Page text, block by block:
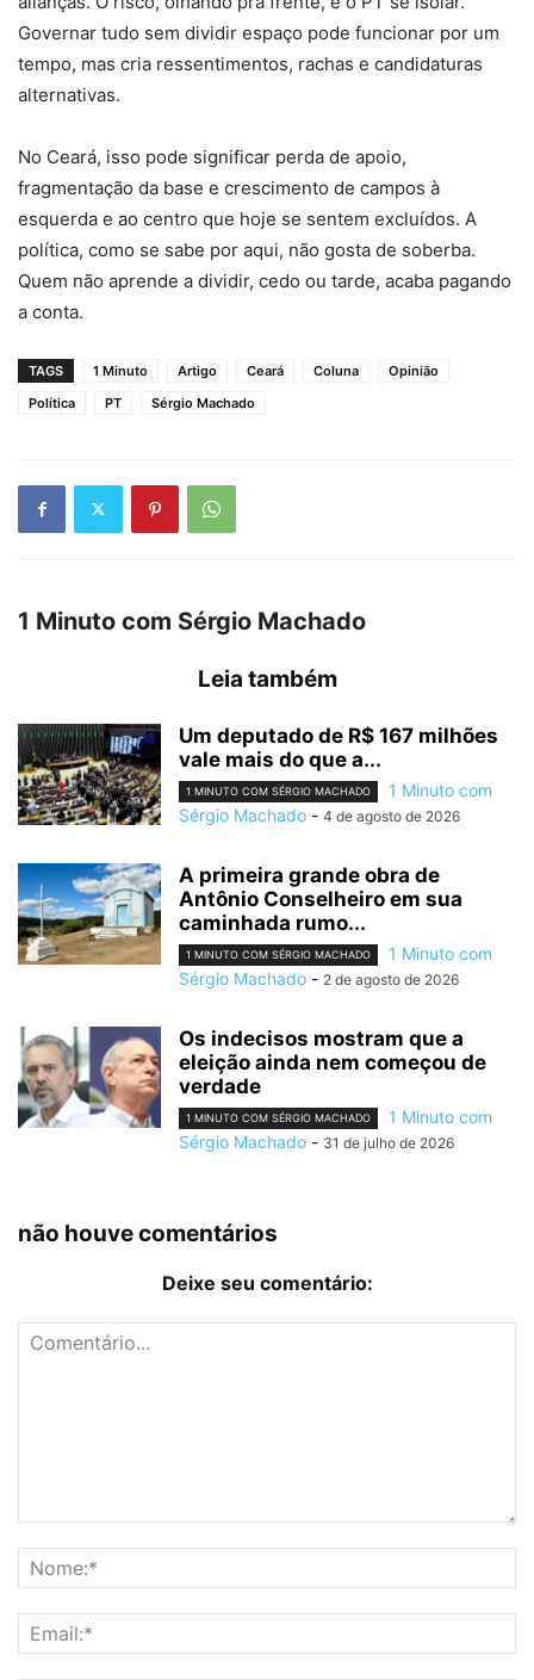
Governar tudo sem dividir espaço pode funcionar por um
tempo, mas cria ressentimentos, rachas e candidaturas
alternativas.
No Ceará, isso pode significar perda de apoio,
fragmentação da base e crescimento de campos à
esquerda e ao centro que hoje se sentem excluídos. A
política, como se sabe por aqui, não gosta de soberba.
Quem não aprende a dividir, cedo ou tarde, acaba pagando
a conta.
TAGS 1 Minuto Artigo Ceará Coluna
Opinião
Política
PT Sérgio Machado
1 Minuto com Sérgio Machado
Leia também
Um deputado de R$ 167 milhões
vale mais do que a...
1 MINUTO COM SÉRGIO MACHADO
1 Minuto com
Sérgio Machado - 4 de agosto de 2026
A primeira grande obra de
Antônio Conselheiro em sua
caminhada rumo...
1 MINUTO COM SÉRGIO MACHADO
1 Minuto com
Sérgio Machado - 2 de agosto de 2026
Os indecisos mostram que a
eleição ainda nem começou de
verdade
1 MINUTO COM SÉRGIO MACHADO
1 Minuto com
Sérgio Machado - 31 de julho de 2026
não houve comentários
Deixe seu comentário: